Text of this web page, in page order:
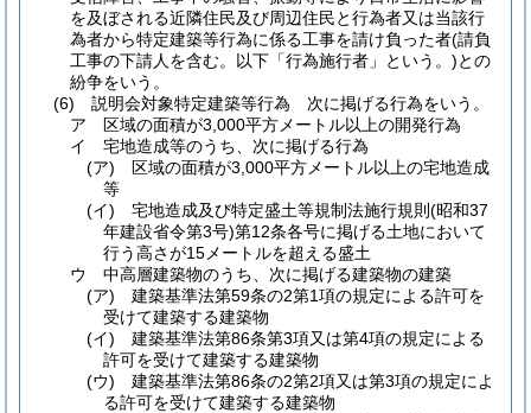
を及ぼされる近隣住民及び周辺住民と行為者又は当該行
為者から特定建築等行為に係る工事を請け負った者(請負
工事の下請人を含む。以下「行為施行者」という。)との
紛争をいう。
(6)
説明会対象特定建築等行為 次に掲げる行為をいう。
ア
区域の面積が3,000平方メートル以上の開発行為
イ
宅地造成等のうち、次に掲げる行為
(ア)
区域の面積が3,000平方メートル以上の宅地造成
等
(イ)
宅地造成及び特定盛土等規制法施行規則(昭和37
年建設省令第3号)第12条各号に掲げる土地において
行う高さが15メートルを超える盛土
ウ
中高層建築物のうち、次に掲げる建築物の建築
(ア)
建築基準法第59条の2第1項の規定による許可を
受けて建築する建築物
(イ)
建築基準法第86条第3項又は第4項の規定による
許可を受けて建築する建築物
(ウ)
建築基準法第86条の2第2項又は第3項の規定によ
る許可を受けて建築する建築物